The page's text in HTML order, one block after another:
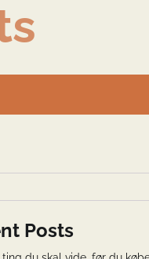
Posts